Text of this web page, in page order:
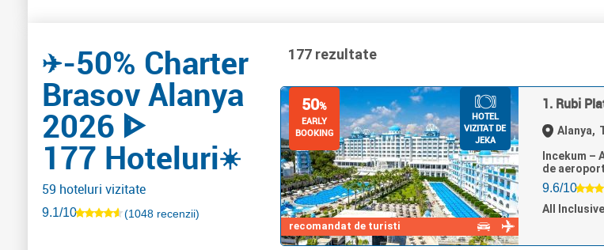
177 rezultate
recomandat de turisti
50%
EARLY
BOOKING
HOTEL
VIZITAT DE
JEKA
1. Rubi
Alanya,
Incekum –
de
9.6/10
All Inclusive
✈️-50% Charter
Brasov Alanya
2026 ᐈ
177 Hoteluri☀️
59 hoteluri vizitate
9.1/10 (1048 recenzii)